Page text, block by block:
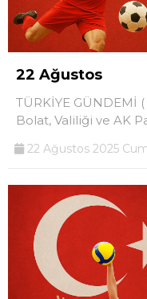
22 Ağustos
TÜRKİYE GÜNDEMİ
Bolat, Valiliği ve AK
22 Ağustos 2025